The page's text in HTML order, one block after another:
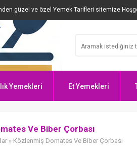
güzel ve özel Yemek Tarifleri sitemize
Yemekleri Et Yemekleri
Ve Biber Çorbası
» Közlenmiş Domates Ve Biber Çorbası